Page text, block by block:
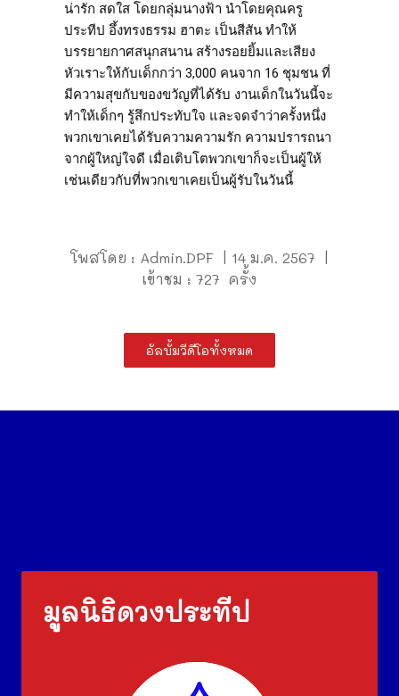
น่ารัก สดใส โดยกลุ่มนางฟ้า นำโดยคุณครู
ประทีป อึ้งทรงธรรม ฮาตะ เป็นสีสัน ทำให้
บรรยายกาศสนุกสนาน สร้างรอยยิ้มและเสียง
หัวเราะให้กับเด็กกว่า 3,000 คนจาก 16 ชุมชน ที่
มีความสุขกับของขวัญที่ได้รับ งานเด็กในวันนี้จะ
ทำให้เด็กๆ รู้สึกประทับใจ และจดจำว่าครั้งหนึ่ง
พวกเขาเคยได้รับความความรัก ความปรารถนา
จากผู้ใหญ่ใจดี เมื่อเติบโตพวกเขาก็จะเป็นผู้ให้
เช่นเดียวกับที่พวกเขาเคยเป็นผู้รับในวันนี้
โพสโดย : Admin.DPF | 14 ม.ค. 2567 |
เข้าชม : 727 ครั้ง
อัลบั้มวีดีโอทั้งหมด
มูลนิธิดวงประทีป